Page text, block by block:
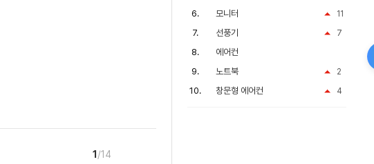
1 /14
11
모니터
7
선풍기
에어컨
2
노트북
4
창문형 에어컨